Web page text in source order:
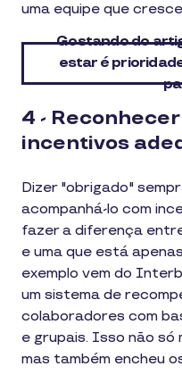
uma equipe que
Gostando do
estar é
4 -
incentivos
Dizer "obrigado"
acompanhá-lo com
fazer a diferença
e uma que está
exemplo vem do
um sistema de
colaboradores com
e grupais. Isso não só
mas também encheu